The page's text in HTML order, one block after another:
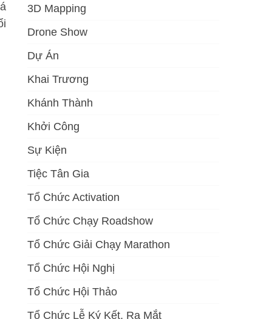
3D Mapping
Drone Show
Dự Án
Khai Trương
Khánh Thành
Khởi Công
Sự Kiện
Tiệc Tân Gia
Tổ Chức Activation
Tổ Chức Chạy Roadshow
Tổ Chức Giải Chạy Marathon
Tổ Chức Hội Nghị
Tổ Chức Hội Thảo
Tổ Chức Lễ Ký Kết, Ra Mắt